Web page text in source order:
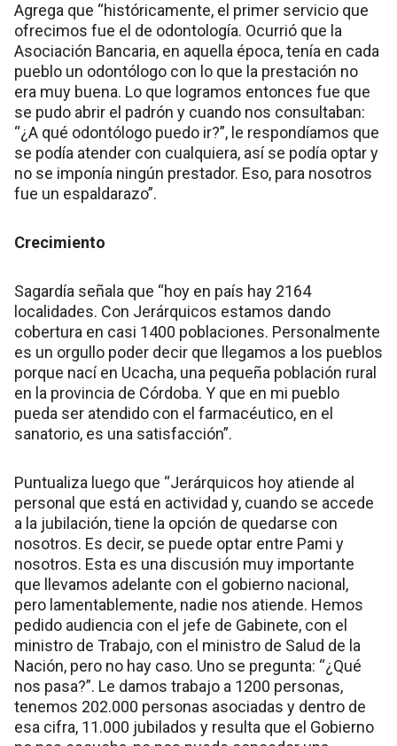
Agrega que “históricamente, el primer servicio que
ofrecimos fue el de odontología. Ocurrió que la
Asociación Bancaria, en aquella época, tenía en cada
pueblo un odontólogo con lo que la prestación no
era muy buena. Lo que logramos entonces fue que
se pudo abrir el padrón y cuando nos consultaban:
“¿A qué odontólogo puedo ir?”, le respondíamos que
se podía atender con cualquiera, así se podía optar y
no se imponía ningún prestador. Eso, para nosotros
fue un espaldarazo”.
Crecimiento
Sagardía señala que “hoy en país hay 2164
localidades. Con Jerárquicos estamos dando
cobertura en casi 1400 poblaciones. Personalmente
es un orgullo poder decir que llegamos a los pueblos
porque nací en Ucacha, una pequeña población rural
en la provincia de Córdoba. Y que en mi pueblo
pueda ser atendido con el farmacéutico, en el
sanatorio, es una satisfacción”.
Puntualiza luego que “Jerárquicos hoy atiende al
personal que está en actividad y, cuando se accede
a la jubilación, tiene la opción de quedarse con
nosotros. Es decir, se puede optar entre Pami y
nosotros. Esta es una discusión muy importante
que llevamos adelante con el gobierno nacional,
pero lamentablemente, nadie nos atiende. Hemos
pedido audiencia con el jefe de Gabinete, con el
ministro de Trabajo, con el ministro de Salud de la
Nación, pero no hay caso. Uno se pregunta: “¿Qué
nos pasa?”. Le damos trabajo a 1200 personas,
tenemos 202.000 personas asociadas y dentro de
esa cifra, 11.000 jubilados y resulta que el Gobierno